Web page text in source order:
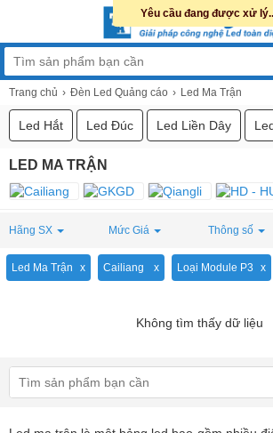
Trang chủ Đèn Led Quảng cáo Led Ma Trận
Led Hắt Led Đúc Led Liền Dây
LED MA TRẬN
Hãng SX Mức Giá Thông số
Led Ma Trận Cailiang Loại Module P3
Không tìm thấy dữ liệu
Yêu cầu đang được xử